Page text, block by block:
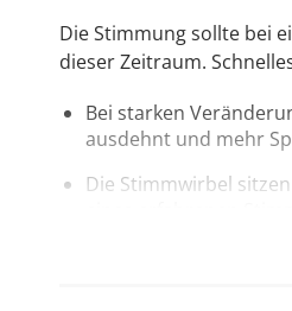
Die Stimmung sollte bei
dieser Zeitraum.
Bei starken
ausdehnt und mehr
Die Stimmwirbel
eines erfahrenen